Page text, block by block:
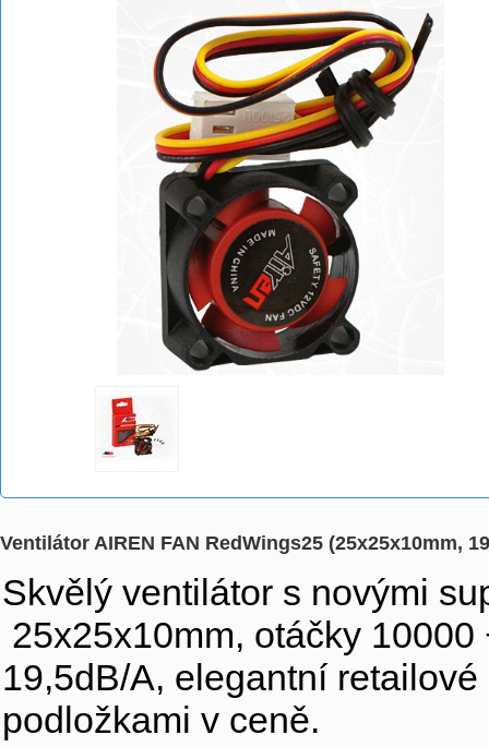
Ventilátor AIREN FAN RedWings25 (25x25x10mm,
Skvělý ventilátor s novými
25x25x10mm, otáčky
19,5dB/A, elegantní
podložkami v ceně.